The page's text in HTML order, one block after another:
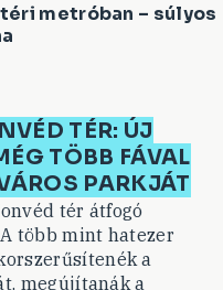
TÉR: ÚJ
TÖBB FÁVAL
PARKJÁT
tér átfogó
több mint hatezer
a
megújítanák a
metróban – súlyos